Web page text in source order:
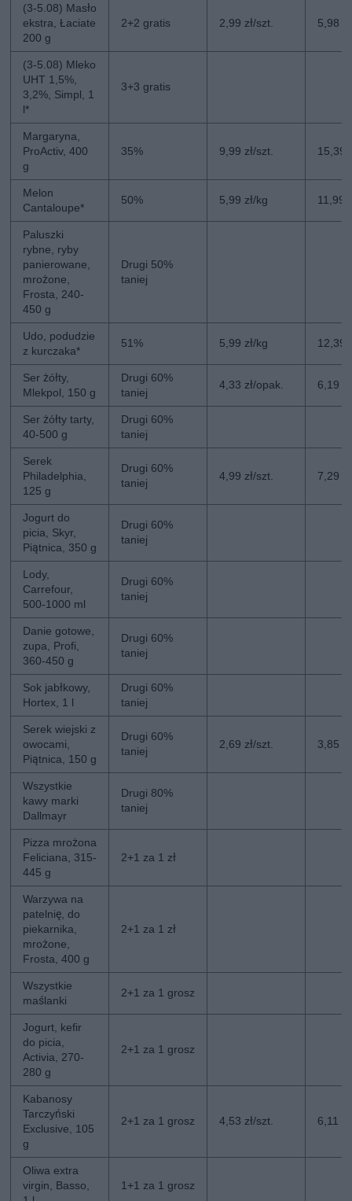
(3-5.08) Masło
ekstra, Łaciate
200 g
2+2 gratis 2,99 zł/szt. 5,98
(3-5.08) Mleko
UHT 1,5%,
3,2%, Simpl, 1
l*
3+3 gratis
Margaryna,
ProActiv, 400
g
35% 9,99 zł/szt. 15,39
Melon
Cantaloupe*
50% 5,99 zł/kg 11,99
Paluszki
rybne, ryby
panierowane,
mrożone,
Frosta, 240-
450 g
Drugi 50%
taniej
Udo, podudzie
z kurczaka*
51% 5,99 zł/kg 12,39
Ser żółty,
Mlekpol, 150 g
Drugi 60%
taniej
4,33 zł/opak. 6,19
Ser żółty tarty,
40-500 g
Drugi 60%
taniej
Serek
Philadelphia,
125 g
Drugi 60%
taniej
4,99 zł/szt. 7,29
Jogurt do
picia, Skyr,
Piątnica, 350 g
Drugi 60%
taniej
Lody,
Carrefour,
500-1000 ml
Drugi 60%
taniej
Danie gotowe,
zupa, Profi,
360-450 g
Drugi 60%
taniej
Sok jabłkowy,
Hortex, 1 l
Drugi 60%
taniej
Serek wiejski z
owocami,
Piątnica, 150 g
Drugi 60%
taniej
2,69 zł/szt. 3,85
Wszystkie
kawy marki
Dallmayr
Drugi 80%
taniej
Pizza mrożona
Feliciana, 315-
445 g
2+1 za 1 zł
Warzywa na
patelnię, do
piekarnika,
mrożone,
Frosta, 400 g
2+1 za 1 zł
Wszystkie
maślanki
2+1 za 1 grosz
Jogurt, kefir
do picia,
Activia, 270-
280 g
2+1 za 1 grosz
Kabanosy
Tarczyński
Exclusive, 105
g
2+1 za 1 grosz 4,53 zł/szt. 6,11
Oliwa extra
virgin, Basso,
1+1 za 1 grosz